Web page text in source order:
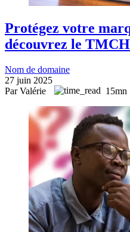
Protégez votre
découvrez le TMCH
Nom de domaine
27 juin 2025
Par Valérie
15mn